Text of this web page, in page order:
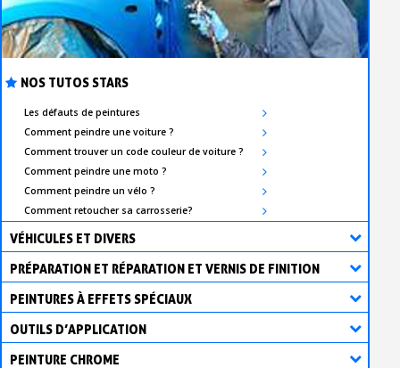
NOS TUTOS STARS
Les défauts de peintures
Comment peindre une voiture ?
Comment trouver un code couleur de voiture ?
Comment peindre une moto ?
Comment peindre un vélo ?
Comment retoucher sa carrosserie?
VÉHICULES ET DIVERS
PRÉPARATION ET RÉPARATION ET VERNIS DE FINITION
PEINTURES À EFFETS SPÉCIAUX
OUTILS D’APPLICATION
PEINTURE CHROME